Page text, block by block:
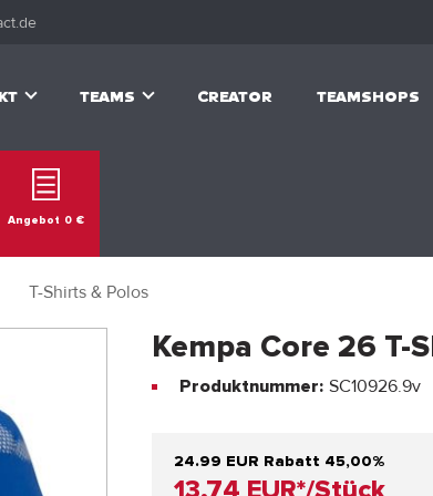
TEAMS CREATOR TEAMSHOPS
Angebot 0 €
T-Shirts & Polos
Kempa Core 26 T-
Produktnummer: SC10926.9v
24.99 EUR Rabatt 45,00%
13,74 EUR*/Stück